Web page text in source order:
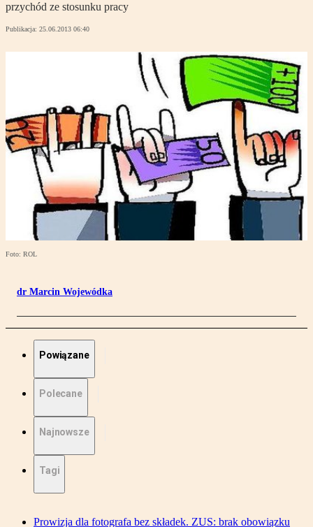
przychód ze stosunku pracy
Publikacja: 25.06.2013 06:40
Foto: ROL
dr Marcin Wojewódka
Powiązane
Polecane
Najnowsze
Tagi
Prowizja dla fotografa bez składek. ZUS: brak obowiązku